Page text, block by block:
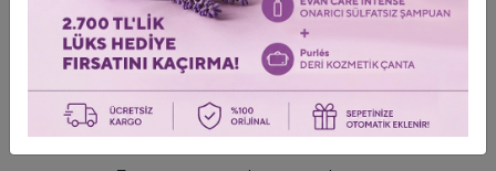
Відгуки про товари
0/0 Залишити коментар